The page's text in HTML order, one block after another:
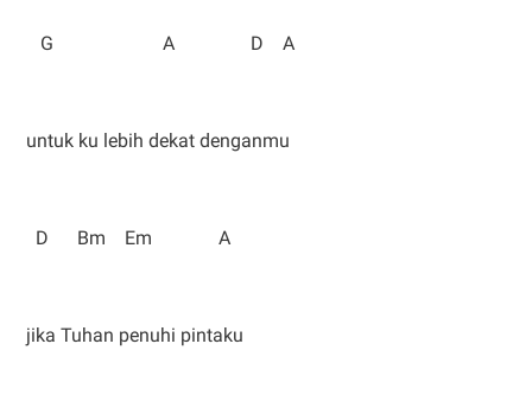
G A D A
untuk ku lebih dekat denganmu
D Bm Em A
jika Tuhan penuhi pintaku